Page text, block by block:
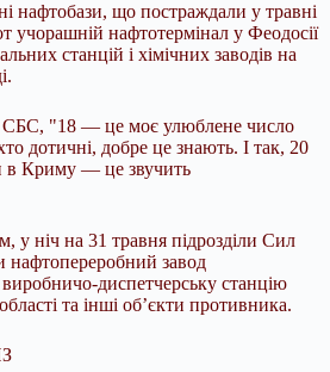
нафтобази, що постраждали у травні
учорашній нафтотермінал у Феодосії
станцій і хімічних заводів на
СБС, "18 — це моє улюблене число
дотичні, добре це знають. І так, 20
в Криму — це звучить
у ніч на 31 травня підрозділи Сил
нафтопереробний завод
диспетчерську станцію
та інші об’єкти противника.